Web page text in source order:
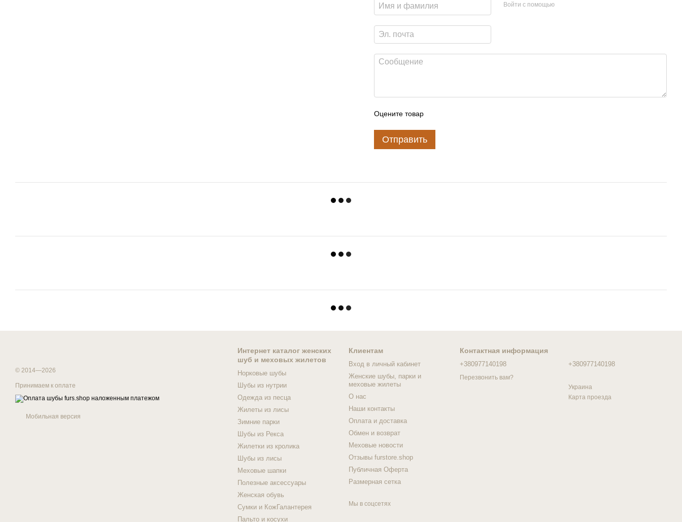
Войти с помощью
Оцените товар
Отправить
© 2014—2026
Принимаем к оплате
Мобильная версия
Интернет каталог женских
шуб и меховых жилетов
Норковые шубы
Шубы из нутрии
Одежда из песца
Жилеты из лисы
Зимние парки
Шубы из Рекса
Жилетки из кролика
Шубы из лисы
Меховые шапки
Полезные аксессуары
Женская обувь
Сумки и КожГалантерея
Пальто и косухи
Клиентам
Вход в личный кабинет
Женские шубы, парки и
меховые жилеты
О нас
Наши контакты
Оплата и доставка
Обмен и возврат
Меховые новости
Отзывы furstore.shop
Публичная Оферта
Размерная сетка
Мы в соцсетях
Контактная информация
+380977140198
Перезвонить вам?
+380977140198
Украина
Карта проезда